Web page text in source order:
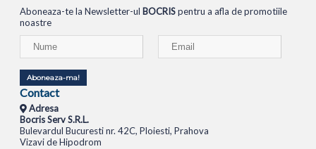
Aboneaza-te la Newsletter-ul BOCRISpentru a afla de promotiile
noastre
Aboneaza-ma!
Contact
Adresa
Bocris Serv S.R.L.
Bulevardul Bucuresti nr. 42C, Ploiesti, Prahova
Vizavi de Hipodrom